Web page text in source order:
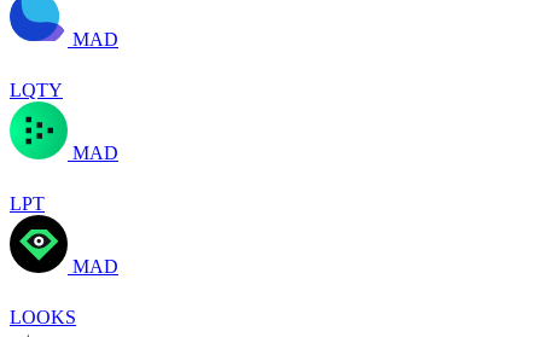
MAD
LQTY
MAD
LPT
MAD
LOOKS